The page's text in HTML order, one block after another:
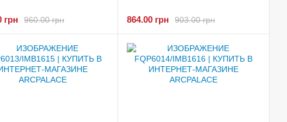
960.00 грн
грн 903.00 грн
864.00 грн